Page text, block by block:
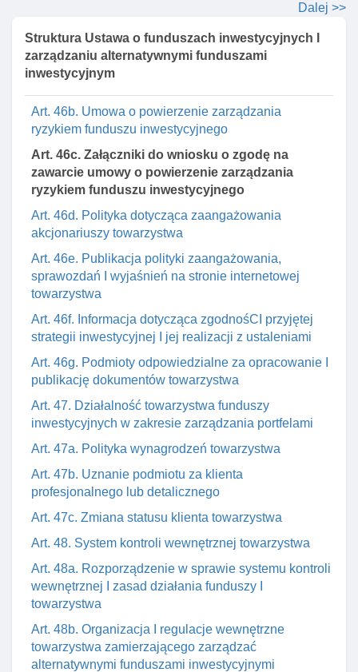
Dalej >>
Struktura Ustawa o funduszach inwestycyjnych I
zarządzaniu alternatywnymi funduszami
inwestycyjnym
Art. 46a. Załączniki do wniosku o zgodę na zawarcie
umowy zlecenia zarządzania portfelem
Art. 46b. Umowa o powierzenie zarządzania
ryzykiem funduszu inwestycyjnego
Art. 46c. Załączniki do wniosku o zgodę na
zawarcie umowy o powierzenie zarządzania
ryzykiem funduszu inwestycyjnego
Art. 46d. Polityka dotycząca zaangażowania
akcjonariuszy towarzystwa
Art. 46e. Publikacja polityki zaangażowania,
sprawozdań I wyjaśnień na stronie internetowej
towarzystwa
Art. 46f. Informacja dotycząca zgodnośCI przyjętej
strategii inwestycyjnej I jej realizacji z ustaleniami
Art. 46g. Podmioty odpowiedzialne za opracowanie I
publikację dokumentów towarzystwa
Art. 47. Działalność towarzystwa funduszy
inwestycyjnych w zakresie zarządzania portfelami
Art. 47a. Polityka wynagrodzeń towarzystwa
Art. 47b. Uznanie podmiotu za klienta
profesjonalnego lub detalicznego
Art. 47c. Zmiana statusu klienta towarzystwa
Art. 48. System kontroli wewnętrznej towarzystwa
Art. 48a. Rozporządzenie w sprawie systemu kontroli
wewnętrznej I zasad działania funduszy I
towarzystwa
Art. 48b. Organizacja I regulacje wewnętrzne
towarzystwa zamierzającego zarządzać
alternatywnymi funduszami inwestycyjnymi